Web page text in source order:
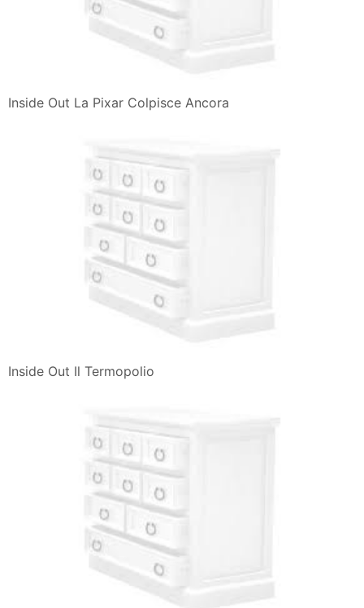
Inside Out La Pixar Colpisce Ancora
Inside Out Il Termopolio